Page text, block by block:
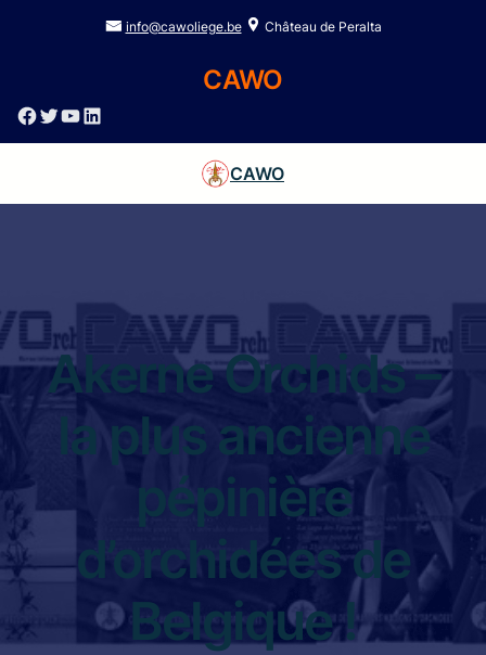
info@cawoliege.be Château de Peralta
CAWO
Facebook Twitter YouTube LinkedIn
CAWO
Akerne Orchids –
la plus ancienne
pépinière
d’orchidées de
Belgique !